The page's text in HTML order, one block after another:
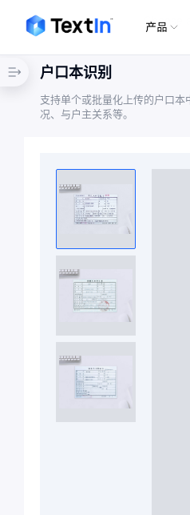
Choose
产品
户口本识别
支持单个或批量化上传的户口
况、与户主关系等。